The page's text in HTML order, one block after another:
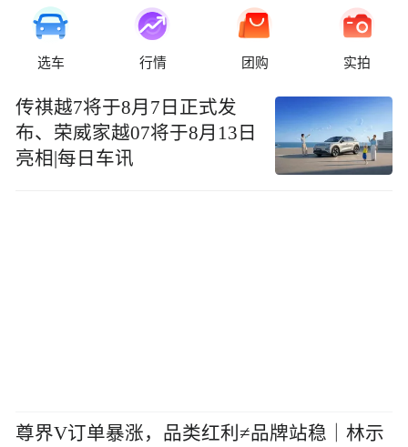
选车 行情 团购 实拍
传祺越7将于8月7日正式发
布、荣威家越07将于8月13日
亮相|每日车讯
尊界V订单暴涨，品类红利≠品牌站稳｜林示